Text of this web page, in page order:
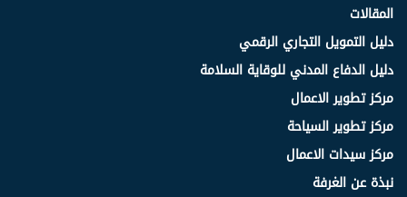
المقالات
دليل التمويل التجاري الرقمي
دليل الدفاع المدني للوقاية السلامة
مركز تطوير الاعمال
مركز تطوير السياحة
مركز سيدات الاعمال
نبذة عن الغرفة